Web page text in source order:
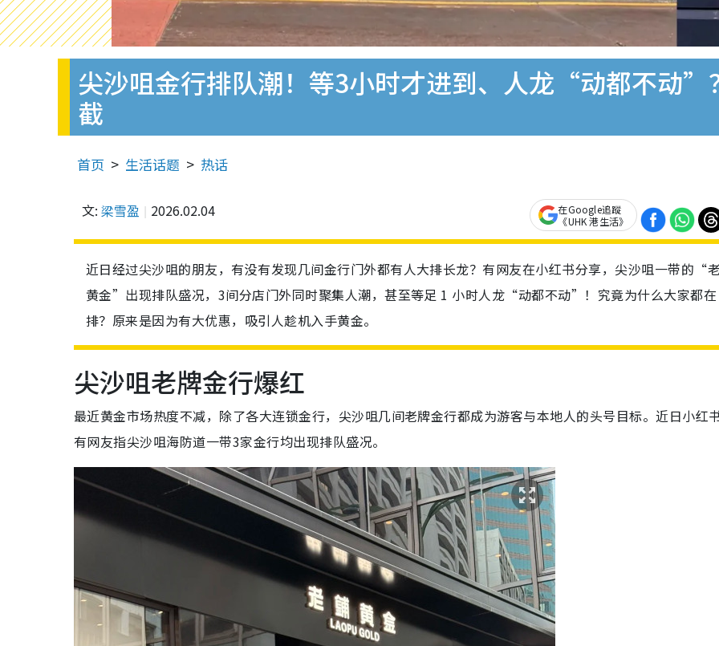
尖沙咀金行排队潮！等3小时才进到、人龙“动都不动”
截
首页 生活话题 热话
文: 梁雪盈 2026.02.04
在Google追蹤
《UHK 港生活》
近日经过尖沙咀的朋友，有没有发现几间金行门外都有人大排长龙？有网友在小红书分享，尖沙咀一带的“
黄金”出现排队盛况，3间分店门外同时聚集人潮，甚至等足 1 小时人龙“动都不动”！究竟为什么大家都在
排？原来是因为有大优惠，吸引人趁机入手黄金。
尖沙咀老牌金行爆红
最近黄金市场热度不减，除了各大连锁金行，尖沙咀几间老牌金行都成为游客与本地人的头号目标。近日小红书
有网友指尖沙咀海防道一带3家金行均出现排队盛况。